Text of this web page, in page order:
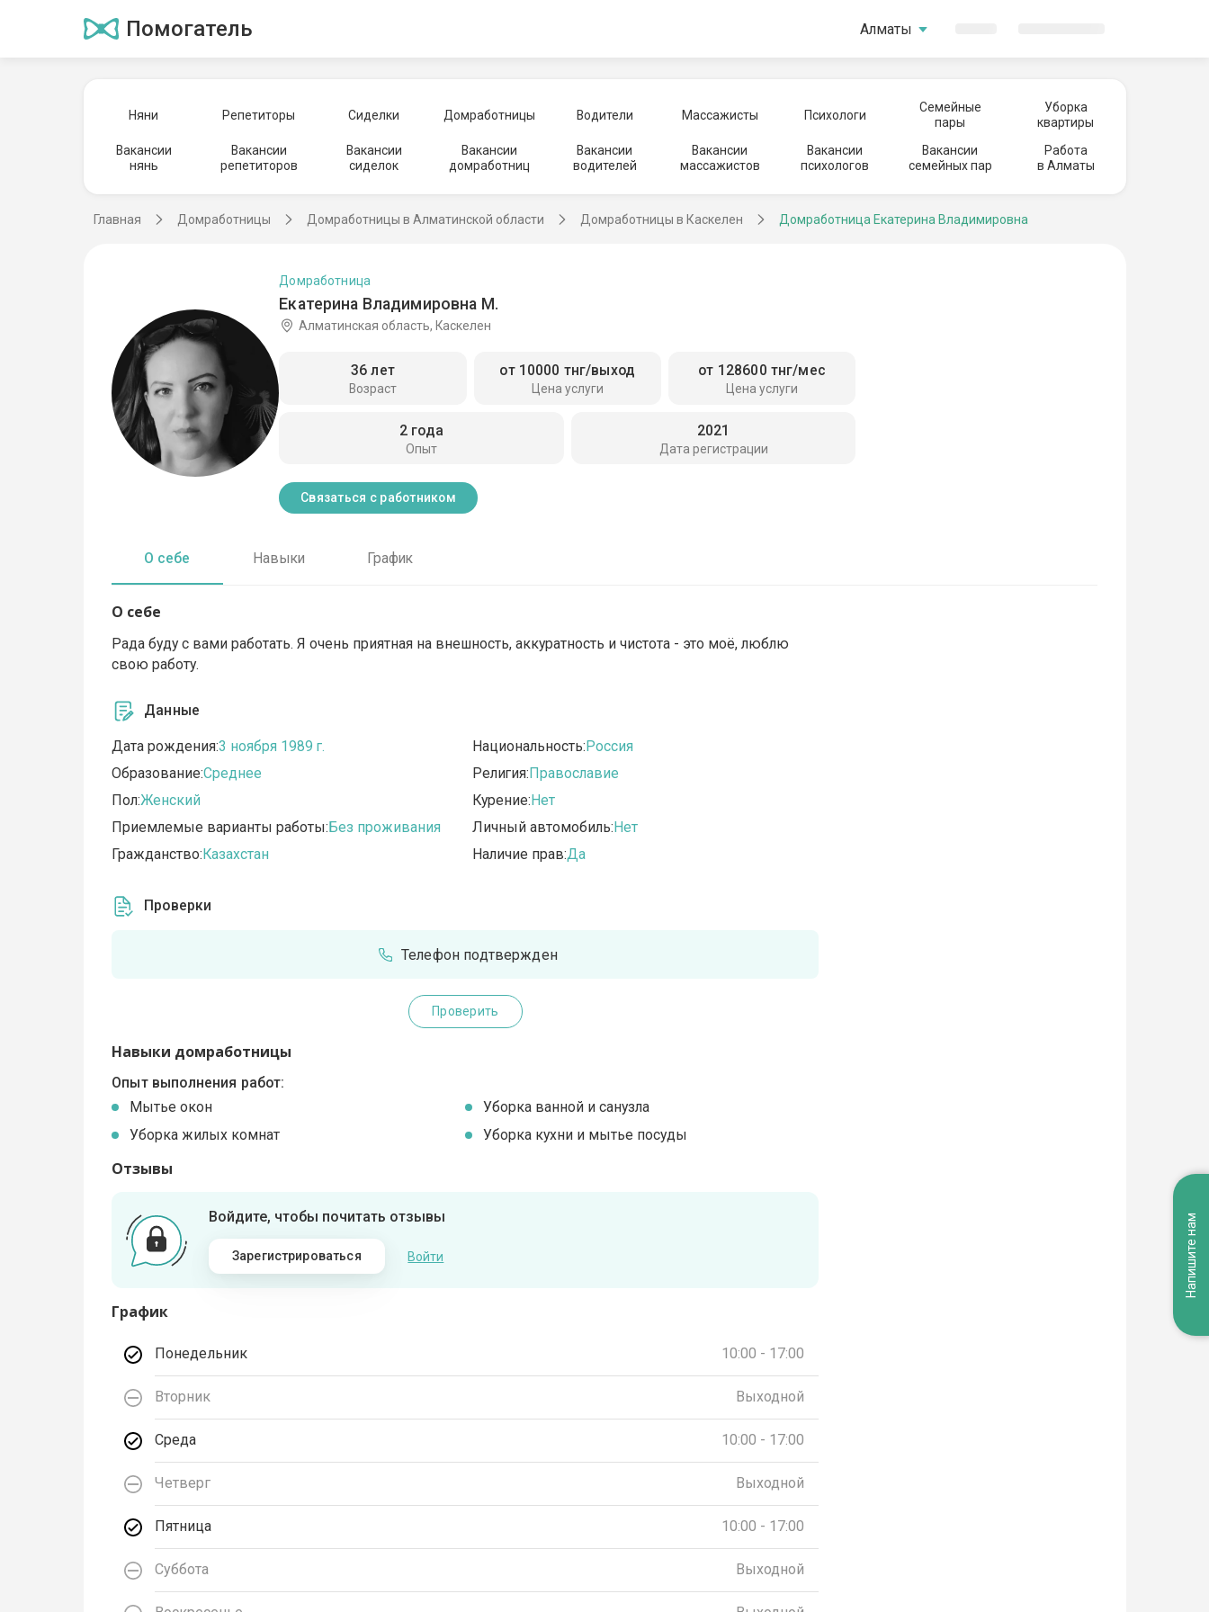
Помогатель Алматы
Няни Репетиторы Сиделки Домработницы Водители Массажисты Психологи
Семейные
пары
Уборка
квартиры
Вакансии
нянь
Вакансии
репетиторов
Вакансии
сиделок
Вакансии
домработниц
Вакансии
водителей
Вакансии
массажистов
Вакансии
психологов
Вакансии
семейных пар
Работа
в Алматы
Главная Домработницы Домработницы в Алматинской области Домработницы в Каскелен Домработница Екатерина Владимировна
Екатерина Владимировна М.
Домработница
Алматинская область, Каскелен
Возраст
36 лет
Цена услуги
от 10000 тнг/выход
Цена услуги
от 128600 тнг/мес
Опыт
2 года
Дата регистрации
2021
Связаться с работником
О себе Навыки График
О себе
Рада буду с вами работать. Я очень приятная на внешность, аккуратность и чистота - это моё, люблю
свою работу.
Данные
Дата рождения:3 ноября 1989 г.
Образование:Среднее
Пол:Женский
Приемлемые варианты работы:Без проживания
Гражданство:Казахстан
Национальность:Россия
Религия:Православие
Курение:Нет
Личный автомобиль:Нет
Наличие прав:Да
Проверки
Телефон подтвержден
Проверить
Навыки домработницы
Опыт выполнения работ:
Мытье окон
Уборка ванной и санузла
Уборка жилых комнат
Уборка кухни и мытье посуды
Отзывы
Войдите, чтобы почитать отзывы
Зарегистрироваться Войти
График
Понедельник 10:00 - 17:00
Вторник Выходной
Среда 10:00 - 17:00
Четверг Выходной
Пятница 10:00 - 17:00
Суббота Выходной
Напишите нам